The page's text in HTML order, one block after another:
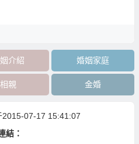
介紹 婚姻家庭
相親 金婚
2015-07-17 15:41:07
結：